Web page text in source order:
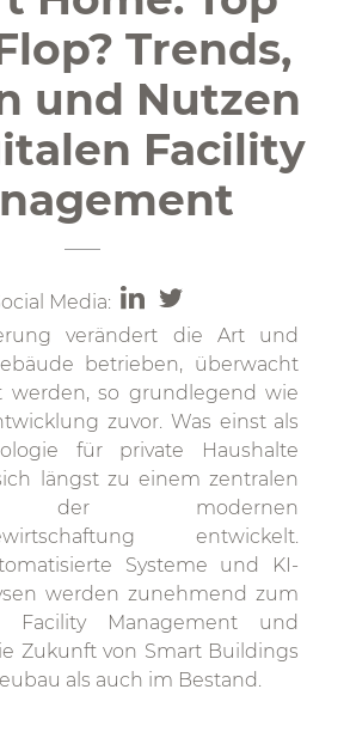
Trends,
und Nutzen
Facility
Media:
verändert die Art und
betrieben, überwacht
werden, so grundlegend wie
zuvor. Was einst als
für private Haushalte
längst zu einem zentralen
der modernen
entwickelt.
Systeme und KI-
werden zunehmend zum
Facility Management und
Zukunft von Smart Buildings
als auch im Bestand.